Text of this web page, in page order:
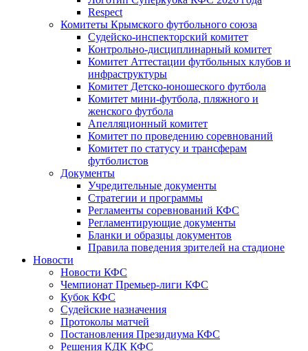
Respect
Комитеты Крымского футбольного союза
Судейско-инспекторский комитет
Контрольно-дисциплинарный комитет
Комитет Аттестации футбольных клубов и
инфраструктуры
Комитет Детско-юношеского футбола
Комитет мини-футбола, пляжного и
женского футбола
Апелляционный комитет
Комитет по проведению соревнований
Комитет по статусу и трансферам
футболистов
Документы
Учредительные документы
Стратегии и программы
Регламенты соревнований КФС
Регламентирующие документы
Бланки и образцы документов
Правила поведения зрителей на стадионе
Новости
Новости КФС
Чемпионат Премьер-лиги КФС
Кубок КФС
Судейские назначения
Протоколы матчей
Постановления Президиума КФС
Решения КДК КФС